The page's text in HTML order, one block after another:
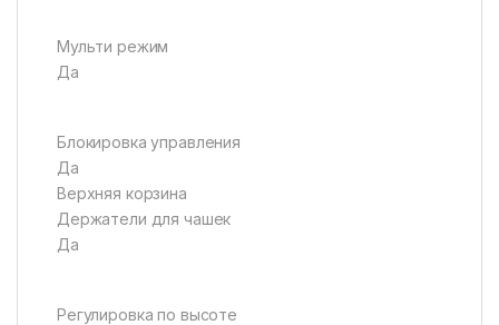
Мульти режим
Да
Блокировка управления
Да
Верхняя корзина
Держатели для чашек
Да
Регулировка по высоте